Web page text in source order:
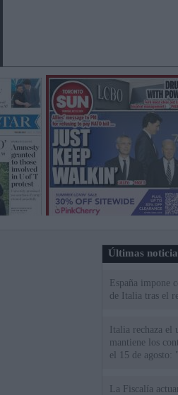
Últimas
España impone
de Italia tras el
Italia rechaza
mantiene los
el 15 de agosto:
La Fiscalía